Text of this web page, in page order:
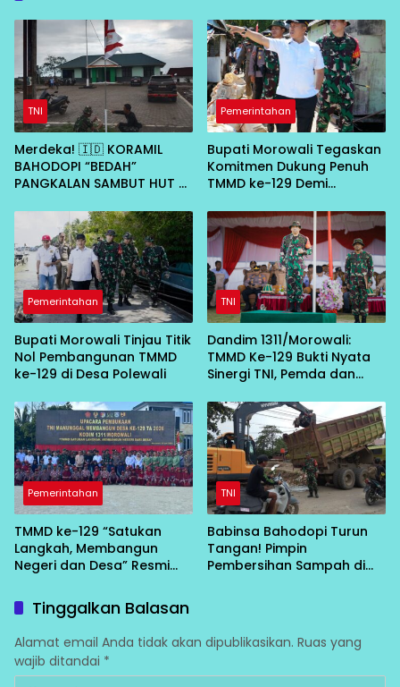
TNI
Merdeka! 🇮🇩 KORAMIL
BAHODOPI “BEDAH”
PANGKALAN SAMBUT HUT RI
Pemerintahan
Bupati Morowali Tegaskan
Komitmen Dukung Penuh
TMMD ke-129 Demi
Desa
Pemerintahan
Bupati Morowali Tinjau Titik
Nol Pembangunan TMMD
ke-129 di Desa Polewali
TNI
Dandim 1311/Morowali:
TMMD Ke-129 Bukti Nyata
Sinergi TNI, Pemda dan
dari Desa
Pemerintahan
TMMD ke-129 “Satukan
Langkah, Membangun
Negeri dan Desa” Resmi
TNI
Babinsa Bahodopi Turun
Tangan! Pimpin
Pembersihan Sampah di
Tinggalkan Balasan
Alamat email Anda tidak akan dipublikasikan. Ruas yang
wajib ditandai *